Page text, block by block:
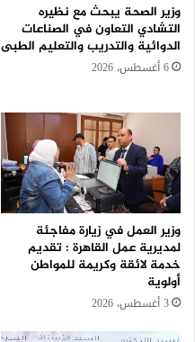
وزير الصحة يبحث مع نظيره
التشادي التعاون في الصناعات
الدوائية والتدريب والتعليم الطبى
6 أغسطس، 2026
وزير العمل في زيارة مفاجئة
لمديرية عمل القاهرة : تقديم
خدمة لائقة وكريمة للمواطن
أولوية
3 أغسطس، 2026